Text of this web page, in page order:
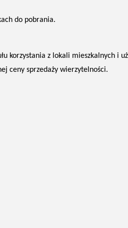
do pobrania.
korzystania z lokali mieszkalnych i
ceny sprzedaży wierzytelności.